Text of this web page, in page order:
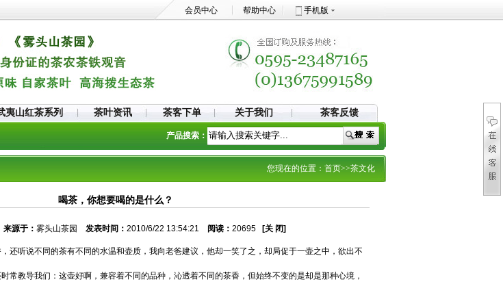
会员中心 帮助中心 手机版
夷山红茶系列 茶叶资讯 茶客下单 关于我们 茶客反馈
产品搜索：
您现在的位置： 首页>>茶文化
喝茶，你想要喝的是什么？
来源于： 雾头山茶园 发表时间： 2010/6/22 13:54:21 阅读： 20695 [关 闭]
还听说不同的茶有不同的水温和壶质，我向老爸建议，他却一笑了之，却局促于一壶之中，欲出不
常教导我们：这壶好啊，兼容着不同的品种，沁透着不同的茶香，但始终不变的是却是那种心境，